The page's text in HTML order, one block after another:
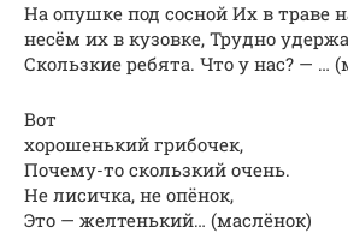
На опушке под сосной Их в траве
несём их в кузовке, Трудно
Скользкие ребята. Что у нас? — …
Вот
хорошенький грибочек,
Почему-то скользкий очень.
Не лисичка, не опёнок,
Это — желтенький… (маслёнок)